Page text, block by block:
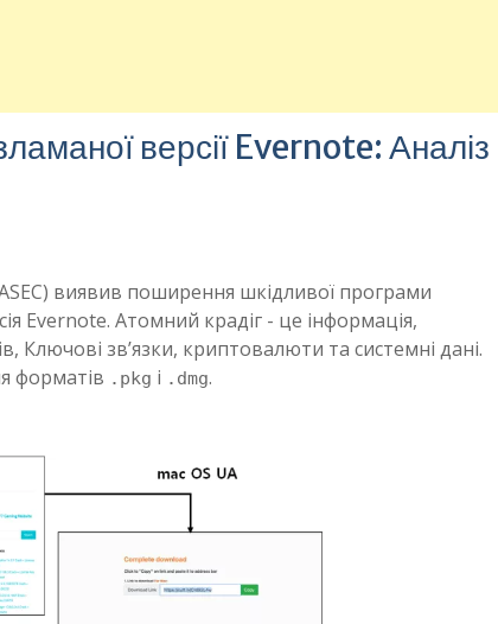
версії Evernote: Аналіз
виявив поширення шкідливої ​​програми
Evernote. Атомний крадіг - це інформація,
Ключові зв’язки, криптовалюти та системні дані.
форматів .pkg і .dmg.